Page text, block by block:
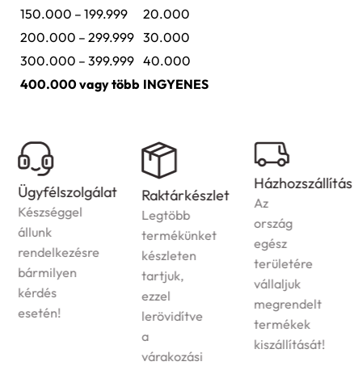
150.000 – 199.999
20.000
200.000 – 299.999 30.000
300.000 – 399.999 40.000
400.000 vagy több INGYENES
Ügyfélszolgálat
Készséggel
állunk
rendelkezésre
bármilyen
kérdés
esetén!
Raktárkészlet
Legtöbb
termékünket
készleten
tartjuk,
ezzel
lerövidítve
a
várakozási
Házhozszállítás
Az
ország
egész
területére
vállaljuk
megrendelt
termékek
kiszállítását!